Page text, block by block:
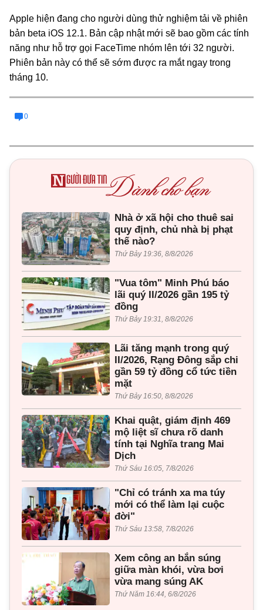
Apple hiện đang cho người dùng thử nghiệm tải về phiên
bản beta iOS 12.1. Bản cập nhật mới sẽ bao gồm các tính
năng như hỗ trợ gọi FaceTime nhóm lên tới 32 người.
Phiên bản này có thể sẽ sớm được ra mắt ngay trong
tháng 10.
0
Nhà ở xã hội cho thuê sai
quy định, chủ nhà bị phạt
thế nào?
Thứ Bảy 19:36, 8/8/2026
"Vua tôm" Minh Phú báo
lãi quý II/2026 gần 195 tỷ
đồng
Thứ Bảy 19:31, 8/8/2026
Lãi tăng mạnh trong quý
II/2026, Rạng Đông sắp chi
gần 59 tỷ đồng cổ tức tiền
mặt
Thứ Bảy 16:50, 8/8/2026
Khai quật, giám định 469
mộ liệt sĩ chưa rõ danh
tính tại Nghĩa trang Mai
Dịch
Thứ Sáu 16:05, 7/8/2026
"Chỉ có tránh xa ma túy
mới có thể làm lại cuộc
đời"
Thứ Sáu 13:58, 7/8/2026
Xem công an bắn súng
giữa màn khói, vừa bơi
vừa mang súng AK
Thứ Năm 16:44, 6/8/2026